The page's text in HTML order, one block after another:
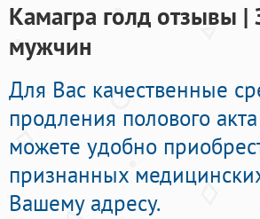
Камагра голд отзывы
мужчин
Для Вас качественные
продления полового
можете удобно
признанных
Вашему адресу.